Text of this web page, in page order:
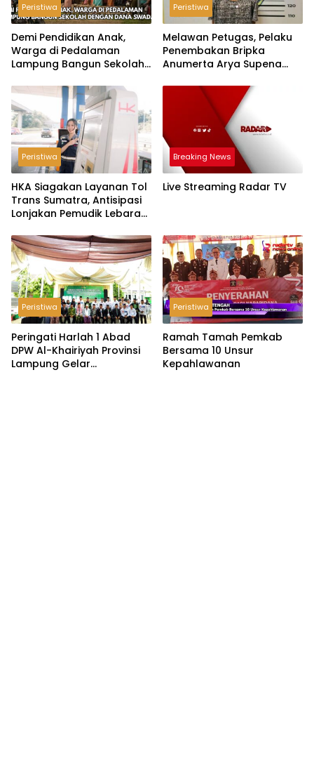
Peristiwa
Demi Pendidikan Anak,
Warga di Pedalaman
Lampung Bangun Sekolah
Peristiwa
Melawan Petugas, Pelaku
Penembakan Bripka
Anumerta Arya Supena
Hantu
Peristiwa
HKA Siagakan Layanan Tol
Trans Sumatra, Antisipasi
Lonjakan Pemudik Lebaran
Breaking News
Live Streaming Radar TV
Peristiwa
Peringati Harlah 1 Abad
DPW Al-Khairiyah Provinsi
Lampung Gelar
Peristiwa
Ramah Tamah Pemkab
Bersama 10 Unsur
Kepahlawanan